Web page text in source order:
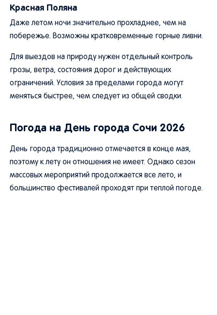
Красная Поляна
Даже летом ночи значительно прохладнее, чем на
побережье. Возможны кратковременные горные ливни.
Для выездов на природу нужен отдельный контроль
грозы, ветра, состояния дорог и действующих
ограничений. Условия за пределами города могут
меняться быстрее, чем следует из общей сводки.
Погода на День города Сочи 2026
День города традиционно отмечается в конце мая,
поэтому к лету он отношения не имеет. Однако сезон
массовых мероприятий продолжается все лето, и
большинство фестивалей проходят при теплой погоде.